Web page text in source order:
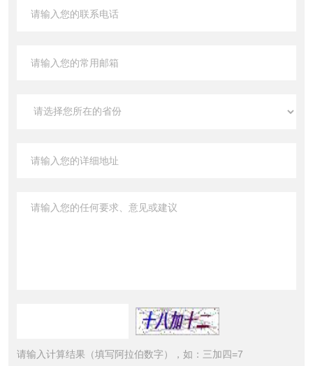
请输入计算结果（填写阿拉伯数字），如：三加四=7